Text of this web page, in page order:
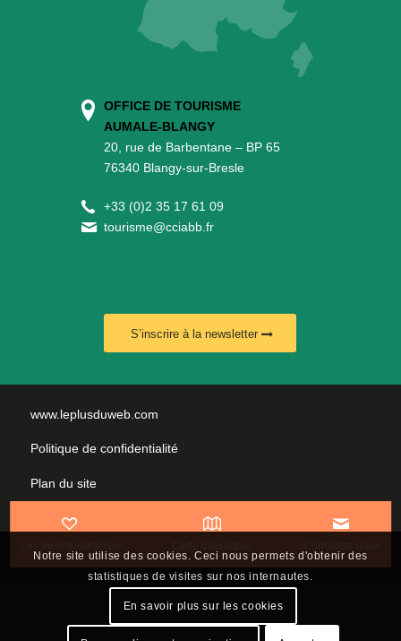
Les incontournables Carte interactive Contactez-nous
OFFICE DE TOURISME
AUMALE-BLANGY
20, rue de Barbentane – BP 65
76340 Blangy-sur-Bresle
+33 (0)2 35 17 61 09
tourisme@cciabb.fr
S’inscrire à la newsletter
www.leplusduweb.com
Politique de confidentialité
Plan du site
Mentions légales
Nous contacter
Notre site utilise des cookies. Ceci nous permets d'obtenir des
statistiques de visites sur nos internautes.
En savoir plus sur les cookies